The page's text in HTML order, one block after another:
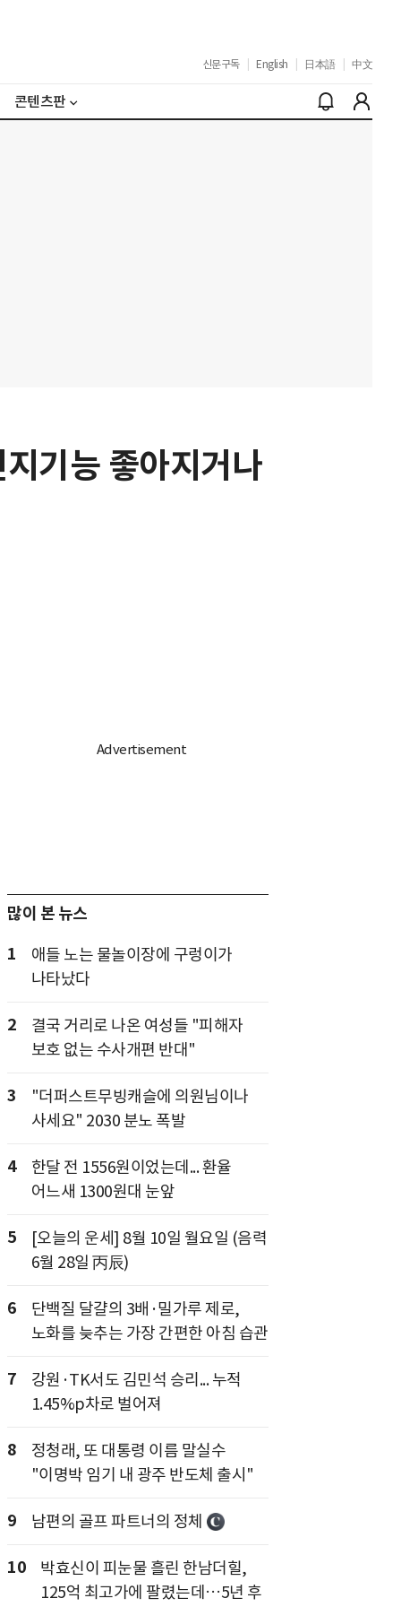
신문구독 English 日本語 中文
콘텐츠판
기능 좋아지거나
많이 본 뉴스
1
애들 노는 물놀이장에 구렁이가
나타났다
2
결국 거리로 나온 여성들 "피해자
보호 없는 수사개편 반대"
3
"더퍼스트무빙캐슬에 의원님이나
사세요" 2030 분노 폭발
4
한달 전 1556원이었는데... 환율
어느새 1300원대 눈앞
5
[오늘의 운세] 8월 10일 월요일 (음력
6월 28일 丙辰)
6
단백질 달걀의 3배·밀가루 제로,
노화를 늦추는 가장 간편한 아침 습관
7
강원·TK서도 김민석 승리... 누적
1.45%p차로 벌어져
8
정청래, 또 대통령 이름 말실수
"이명박 임기 내 광주 반도체 출시"
9 남편의 골프 파트너의 정체
10
박효신이 피눈물 흘린 한남더힐,
125억 최고가에 팔렸는데…5년 후